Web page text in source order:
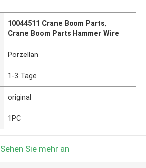
10044511 Crane Boom Parts,
Crane Boom Parts Hammer Wire
Porzellan
1-3 Tage
original
1PC
Sehen Sie mehr an